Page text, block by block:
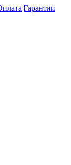
Гарантии